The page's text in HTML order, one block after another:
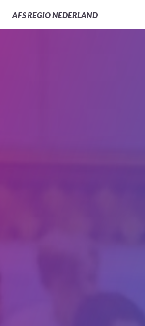
AFSREGIO NEDERLAND